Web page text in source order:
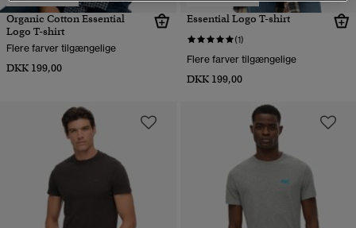
Organic Cotton Essential
Logo T-shirt
Flere farver tilgængelige
DKK 199,00
Essential Logo T-shirt
(1)
Flere farver tilgængelige
DKK 199,00